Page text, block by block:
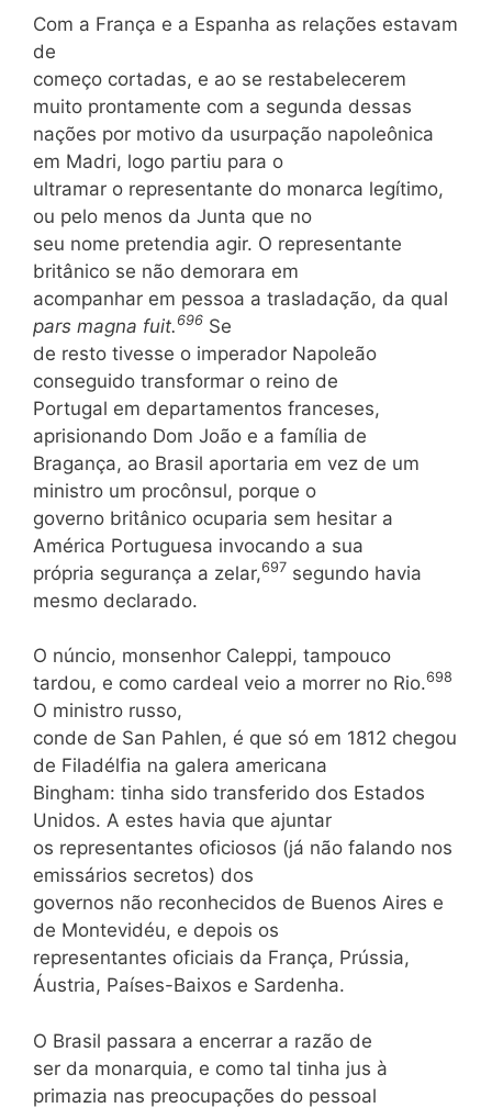
Com a França e a Espanha as relações estavam
de
começo cortadas, e ao se restabelecerem
muito prontamente com a segunda dessas
nações por motivo da usurpação napoleônica
em Madri, logo partiu para o
ultramar o representante do monarca legítimo,
ou pelo menos da Junta que no
seu nome pretendia agir. O representante
britânico se não demorara em
acompanhar em pessoa a trasladação, da qual
pars magna fuit. 696 Se
de resto tivesse o imperador Napoleão
conseguido transformar o reino de
Portugal em departamentos franceses,
aprisionando Dom João e a família de
Bragança, ao Brasil aportaria em vez de um
ministro um procônsul, porque o
governo britânico ocuparia sem hesitar a
América Portuguesa invocando a sua
própria segurança a zelar,697 segundo havia
mesmo declarado.
O núncio, monsenhor Caleppi, tampouco
tardou, e como cardeal veio a morrer no Rio.698
O ministro russo,
conde de San Pahlen, é que só em 1812 chegou
de Filadélfia na galera americana
Bingham: tinha sido transferido dos Estados
Unidos. A estes havia que ajuntar
os representantes oficiosos (já não falando nos
emissários secretos) dos
governos não reconhecidos de Buenos Aires e
de Montevidéu, e depois os
representantes oficiais da França, Prússia,
Áustria, Países-Baixos e Sardenha.
O Brasil passara a encerrar a razão de
ser da monarquia, e como tal tinha jus à
primazia nas preocupações do pessoal